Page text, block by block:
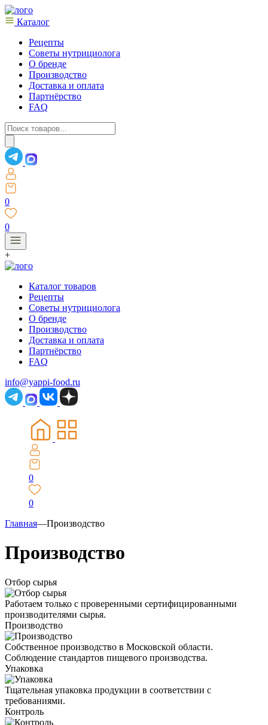
Каталог
Рецепты
Советы нутрициолога
О бренде
Производство
Доставка и оплата
Партнёрство
FAQ
Поиск
товаров
0
0
+
Каталог товаров
Рецепты
Советы нутрициолога
О бренде
Производство
Доставка и оплата
Партнёрство
FAQ
info@yappi-food.ru
0
0
Главная—Производство
Производство
Отбор сырья
Работаем только с проверенными сертифицированными
производителями сырья.
Производство
Собственное производство в Московской области.
Соблюдение стандартов пищевого производства.
Упаковка
Тщательная упаковка продукции в соответствии с
требованиями.
Контроль